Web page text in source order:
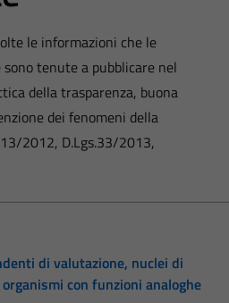
le informazioni che le
tenute a pubblicare nel
della trasparenza, buona
dei fenomeni della
2012, D.Lgs.33/2013,
di valutazione, nuclei di
con funzioni analoghe